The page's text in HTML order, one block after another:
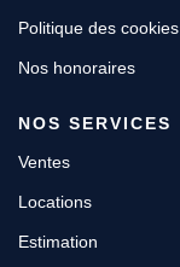
Politique des cookies
Nos honoraires
NOS SERVICES
Ventes
Locations
Estimation